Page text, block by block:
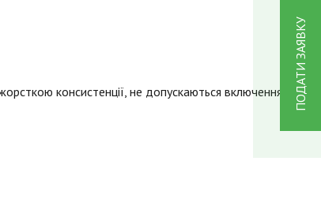
консистенції, не допускаються включення
ПОДАТИ ЗАЯВКУ